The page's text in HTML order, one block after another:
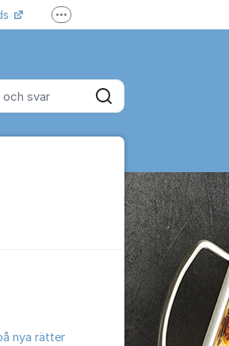
Sök
Fler supportlänkar
nya rätter